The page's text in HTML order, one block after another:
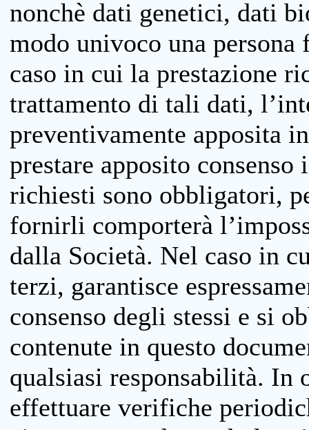
nonchè dati genetici, dati
modo univoco una
caso in cui la prestazione
trattamento di tali dati,
preventivamente apposita
prestare apposito
richiesti sono obbligatori,
fornirli comporterà
dalla Società. Nel caso in
terzi, garantisce
consenso degli stessi e si
contenute in questo
qualsiasi responsabilità. In
effettuare verifiche